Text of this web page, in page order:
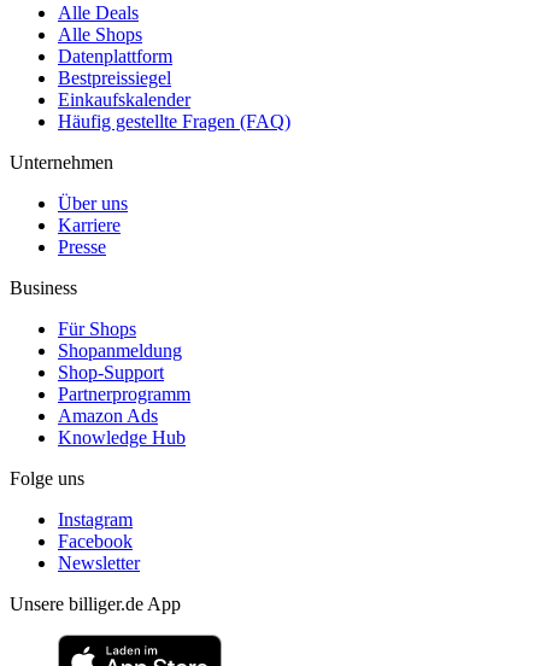
Alle Deals
Alle Shops
Datenplattform
Bestpreissiegel
Einkaufskalender
Häufig gestellte Fragen (FAQ)
Unternehmen
Über uns
Karriere
Presse
Business
Für Shops
Shopanmeldung
Shop-Support
Partnerprogramm
Amazon Ads
Knowledge Hub
Folge uns
Instagram
Facebook
Newsletter
Unsere billiger.de App